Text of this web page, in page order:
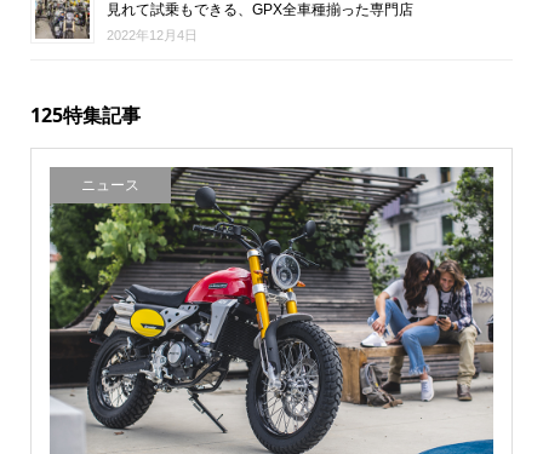
見れて試乗もできる、GPX全車種揃った専門店
2022年12月4日
125特集記事
ニュース